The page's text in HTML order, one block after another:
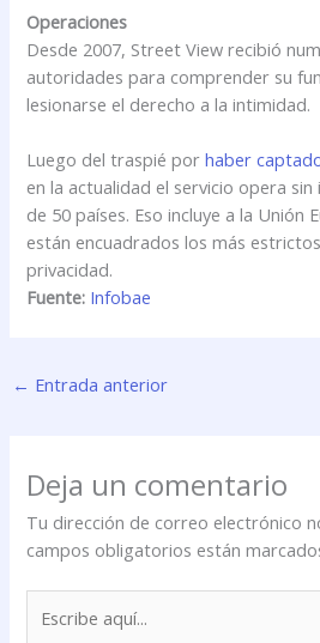
Operaciones
Desde 2007, Street View recibió
autoridades para comprender su
lesionarse el derecho a la intimidad.
Luego del traspié porhaber
en la actualidad el servicio opera sin
de 50 países. Eso incluye a la Unión
están encuadrados los más
privacidad.
Fuente: Infobae
← Entrada anterior
Deja un comentario
Tu dirección de correo electrónico
campos obligatorios están
aquí...